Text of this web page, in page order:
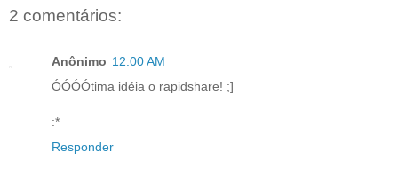
2 comentários:
Anônimo 12:00 AM
ÓÓÓÓtima idéia o rapidshare! ;]
:*
Responder